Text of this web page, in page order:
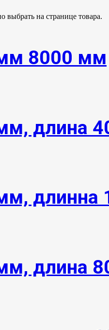
выбрать на странице товара.
8000 мм
длина
длина